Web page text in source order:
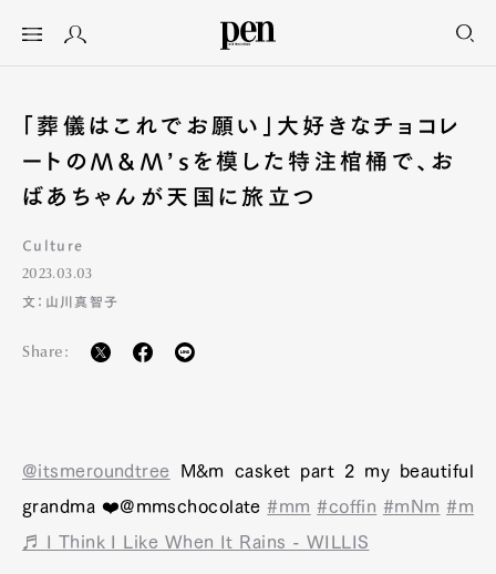
「葬儀はこれでお願い」大好きなチョコレ
ートのM&M’sを模した特注棺桶で、お
ばあちゃんが天国に旅立つ
Culture
2023.03.03
文：山川真智子
Share:
@itsmeroundtree
M&m casket part 2 my beautiful
grandma ❤️@mmschocolate#mm #coffin #mNm #m
♬ I Think I Like When It Rains - WILLIS